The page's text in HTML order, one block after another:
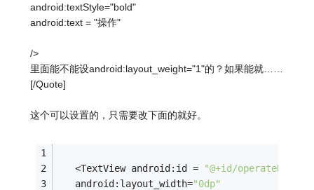
android:textStyle="bold"
android:text = "操作"
/>
里面能不能设android:layout_weight="1"的？如果能就……
[/Quote]
这个可以设置的，只需要改下面的就好。
   <TextView android:id =
"@+id/operateName"
   android:layout_width=
"0dp"